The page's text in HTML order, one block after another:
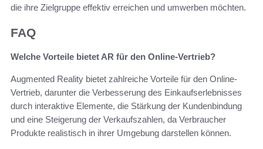
die ihre Zielgruppe effektiv erreichen und umwerben möchten.
FAQ
Welche Vorteile bietet AR für den Online-Vertrieb?
Augmented Reality bietet zahlreiche Vorteile für den Online-
Vertrieb, darunter die Verbesserung des Einkaufserlebnisses
durch interaktive Elemente, die Stärkung der Kundenbindung
und eine Steigerung der Verkaufszahlen, da Verbraucher
Produkte realistisch in ihrer Umgebung darstellen können.